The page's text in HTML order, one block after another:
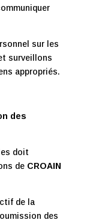
sur les
surveillons
appropriés.
des
doit
de CROAIN
de la
des